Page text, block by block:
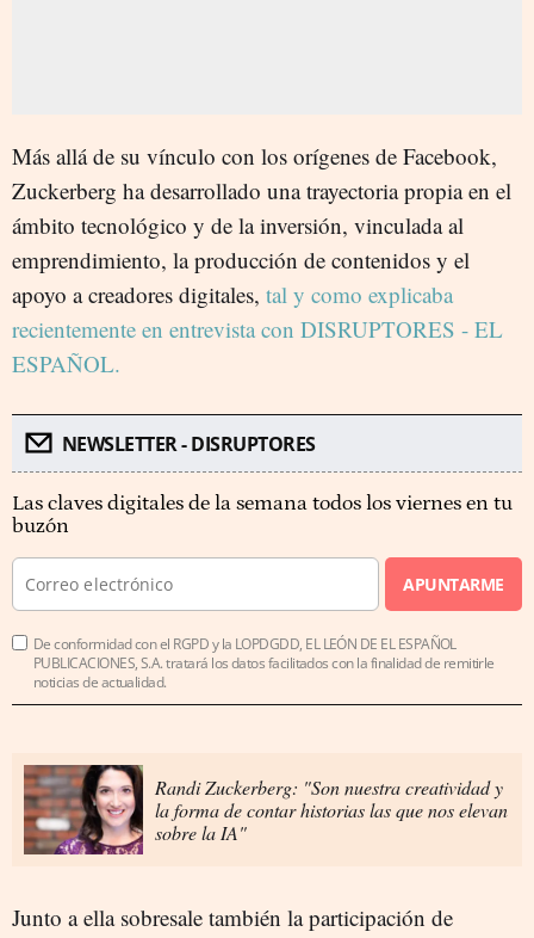
Más allá de su vínculo con los orígenes de Facebook,
Zuckerberg ha desarrollado una trayectoria propia en el
ámbito tecnológico y de la inversión, vinculada al
emprendimiento, la producción de contenidos y el
apoyo a creadores digitales, tal y como explicaba
recientemente en entrevista con DISRUPTORES - EL
ESPAÑOL.
NEWSLETTER - DISRUPTORES
Las claves digitales de la semana todos los viernes en tu
buzón
APUNTARME
De conformidad con el RGPD y la LOPDGDD, EL LEÓN DE EL ESPAÑOL
PUBLICACIONES, S.A. tratará los datos facilitados con la finalidad de remitirle
noticias de actualidad.
Randi Zuckerberg: "Son nuestra creatividad y
la forma de contar historias las que nos elevan
sobre la IA"
Junto a ella sobresale también la participación de